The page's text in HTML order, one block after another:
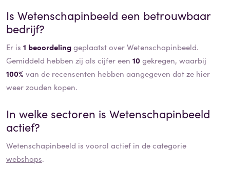
Is Wetenschapinbeeld een betrouwbaar
bedrijf?
Er is 1 beoordelinggeplaatst over Wetenschapinbeeld.
Gemiddeld hebben zij als cijfer een 10 gekregen, waarbij
100% van de recensenten hebben aangegeven dat ze hier
weer zouden kopen.
In welke sectoren is Wetenschapinbeeld
actief?
Wetenschapinbeeld is vooral actief in de categorie
webshops.